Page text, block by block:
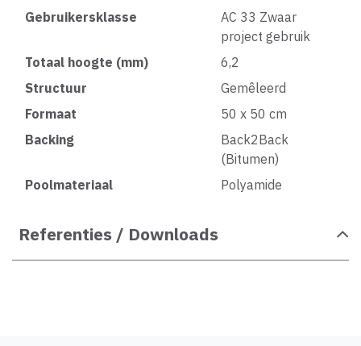
Gebruikersklasse
AC 33 Zwaar
project gebruik
Totaal hoogte (mm)
6,2
Structuur
Gemêleerd
Formaat
50 x 50 cm
Backing
Back2Back
(Bitumen)
Poolmateriaal
Polyamide
Referenties / Downloads